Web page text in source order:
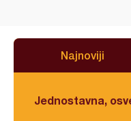
Najnoviji
Jednostavna,